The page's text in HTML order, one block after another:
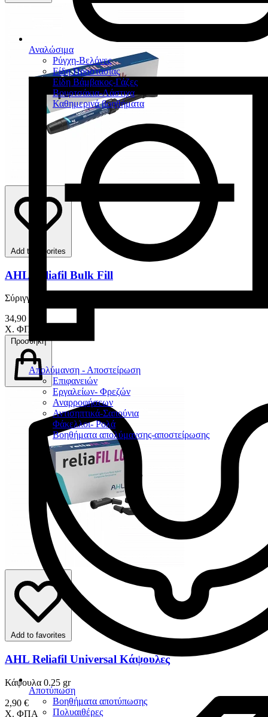
Αναλώσιμα
Ρύγχη-Βελόνες
Είδη Προστασίας
Είδη Βάμβακος-Γάζες
Βουρτσάκια-Λάστιχα
Καθημερινά βοηθήματα
Απολύμανση - Αποστείρωση
Επιφανειών
Εργαλείων- Φρεζών
Αναρροφήσεων
Αντισηπτικά-Σαπούνια
Φάκελλοι- Ρολά
Βοηθήματα απολύμανσης-αποστείρωσης
Αποτύπωση
Βοηθήματα αποτύπωσης
Πολυαιθέρες
Add to favorites
AHL Reliafil Bulk Fill
Σύριγγα 4 gr
34,90 €
Χ. ΦΠΑ
Προσθήκη
Add to favorites
AHL Reliafil Universal Κάψουλες
Κάψουλα 0.25 gr
2,90 €
Χ. ΦΠΑ